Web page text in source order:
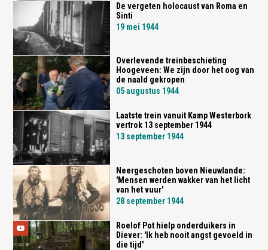
De vergeten holocaust van Roma en
Sinti
19 mei 1944
Overlevende treinbeschieting
Hoogeveen: We zijn door het oog van
de naald gekropen
05 augustus 1944
Laatste trein vanuit Kamp Westerbork
vertrok 13 september 1944
13 september 1944
Neergeschoten boven Nieuwlande:
'Mensen werden wakker van het licht
van het vuur'
28 september 1944
Roelof Pot hielp onderduikers in
Diever: 'Ik heb nooit angst gevoeld in
die tijd'